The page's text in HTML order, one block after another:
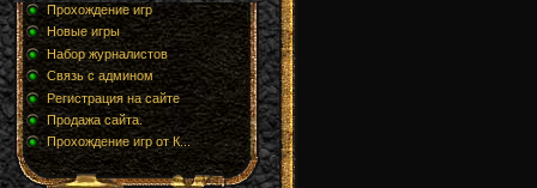
Прохождение игр
Новые игры
Набор журналистов
Связь с админом
Регистрация на сайте
Продажа сайта.
Прохождение игр от К...